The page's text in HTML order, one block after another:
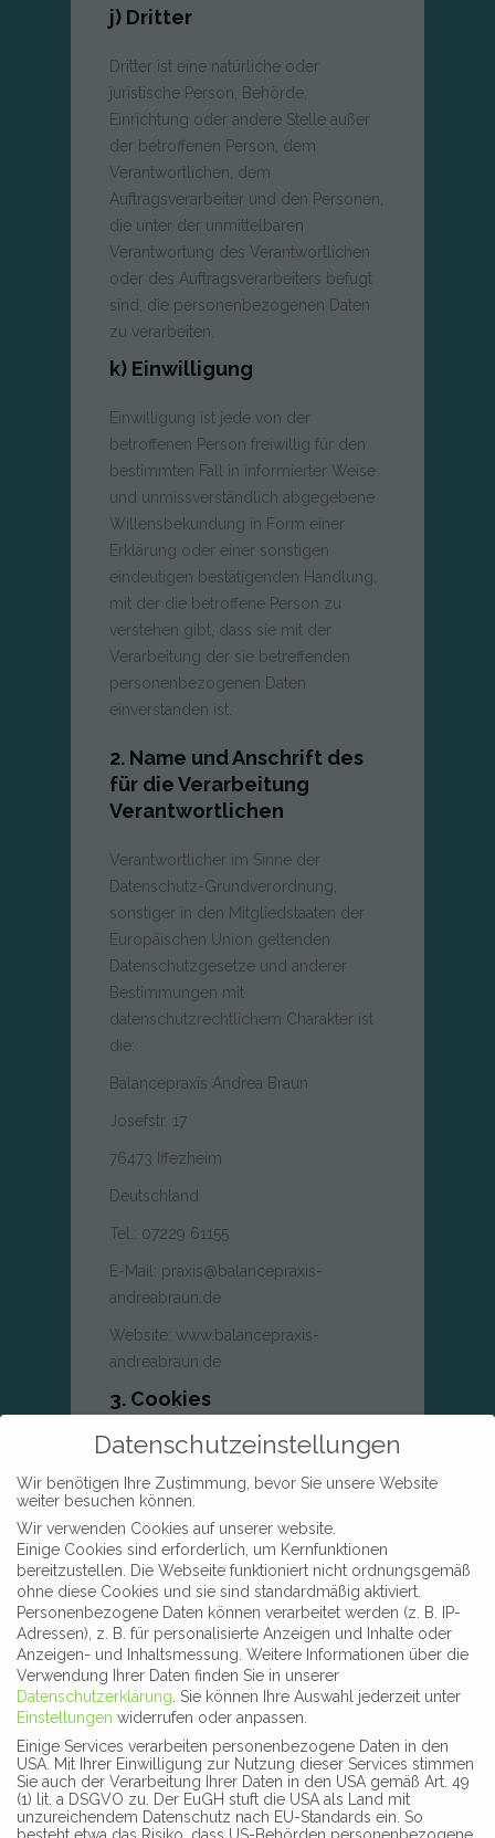
j) Dritter
Dritter ist eine natürliche oder
juristische Person, Behörde,
Einrichtung oder andere Stelle außer
der betroffenen Person, dem
Verantwortlichen, dem
Auftragsverarbeiter und den Personen,
die unter der unmittelbaren
Verantwortung des Verantwortlichen
oder des Auftragsverarbeiters befugt
sind, die personenbezogenen Daten
zu verarbeiten.
k) Einwilligung
Einwilligung ist jede von der
betroffenen Person freiwillig für den
bestimmten Fall in informierter Weise
und unmissverständlich abgegebene
Willensbekundung in Form einer
Erklärung oder einer sonstigen
eindeutigen bestätigenden Handlung,
mit der die betroffene Person zu
verstehen gibt, dass sie mit der
Verarbeitung der sie betreffenden
personenbezogenen Daten
einverstanden ist.
2. Name und Anschrift des
für die Verarbeitung
Verantwortlichen
Verantwortlicher im Sinne der
Datenschutz-Grundverordnung,
sonstiger in den Mitgliedstaaten der
Europäischen Union geltenden
Datenschutzgesetze und anderer
Bestimmungen mit
datenschutzrechtlichem Charakter ist
die:
Balancepraxis Andrea Braun
Josefstr. 17
76473 Iffezheim
Deutschland
Tel.: 07229 61155
E-Mail: praxis@balancepraxis-
andreabraun.de
Website: www.balancepraxis-
andreabraun.de
3. Cookies
Die Internetseiten der Balancepraxis
Andrea Braun verwenden Cookies.
Cookies sind Textdateien, welche über
einen Internetbrowser auf einem
Computersystem abgelegt und
gespeichert werden.
Zahlreiche Internetseiten und Server
verwenden Cookies. Viele Cookies
enthalten eine sogenannte Cookie-ID.
Eine Cookie-ID ist eine eindeutige
Kennung des Cookies. Sie besteht aus
einer Zeichenfolge, durch welche
Internetseiten und Server dem
konkreten Internetbrowser zugeordnet
werden können, in dem das Cookie
Datenschutzeinstellungen
Wir benötigen Ihre Zustimmung, bevor Sie unsere Website
weiter besuchen können.
Wir verwenden Cookies auf unserer website.
Einige Cookies sind erforderlich, um Kernfunktionen
bereitzustellen. Die Webseite funktioniert nicht ordnungsgemäß
ohne diese Cookies und sie sind standardmäßig aktiviert.
Personenbezogene Daten können verarbeitet werden (z. B. IP-
Adressen), z. B. für personalisierte Anzeigen und Inhalte oder
Anzeigen- und Inhaltsmessung. Weitere Informationen über die
Verwendung Ihrer Daten finden Sie in unserer
Datenschutzerklärung Sie können Ihre Auswahl jederzeit unter
Einstellungen widerrufen oder anpassen.
Einige Services verarbeiten personenbezogene Daten in den
USA. Mit Ihrer Einwilligung zur Nutzung dieser Services stimmen
Sie auch der Verarbeitung Ihrer Daten in den USA gemäß Art. 49
(1) lit. a DSGVO zu. Der EuGH stuft die USA als Land mit
unzureichendem Datenschutz nach EU-Standards ein. So